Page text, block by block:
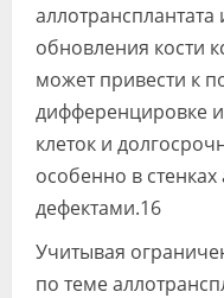
обновления кости
может привести к
дифференцировке
клеток и
особенно в
дефектами.16
Учитывая
по теме